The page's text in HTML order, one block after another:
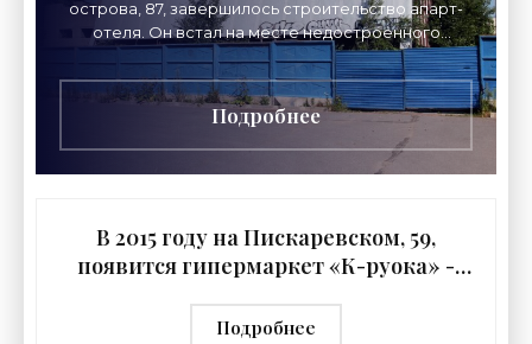
острова, 87, завершилось строительство апарт-
отеля. Он встал на месте недостроенного
бассейна. Прежде на этом месте, на Среднем
проспекте, 87,
Подробнее
В 2015 году на Пискаревском, 59,
появится гипермаркет «К-руока» -
Подробнее